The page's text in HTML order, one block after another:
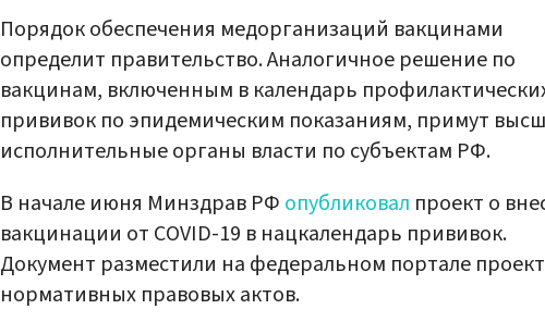
Порядок обеспечения медорганизаций вакцинами
определит правительство. Аналогичное решение по
вакцинам, включенным в календарь
прививок по эпидемическим показаниям, примут
исполнительные органы власти по субъектам РФ.
В начале июня Минздрав РФ опубликовал проект о
вакцинации от COVID-19 в нацкалендарь прививок.
Документ разместили на федеральном портале
нормативных правовых актов.